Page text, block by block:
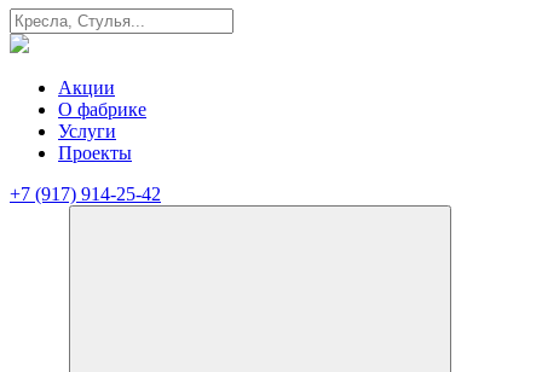
Акции
О фабрике
Услуги
Проекты
+7 (917) 914-25-42